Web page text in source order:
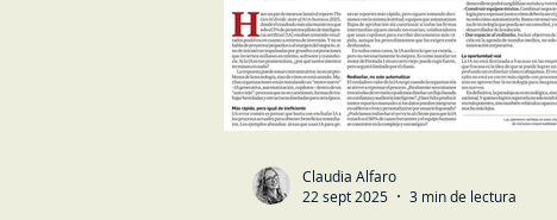
Claudia Alfaro
22 sept 2025
3 min de lectura